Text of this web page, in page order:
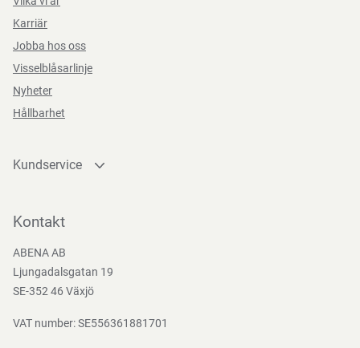
Karriär
Jobba hos oss
Visselblåsarlinje
Nyheter
Hållbarhet
Kundservice
Bli kund
Nedladdningar
Kontakt
ABENA AB
Ljungadalsgatan 19
SE-352 46 Växjö
VAT number: SE556361881701